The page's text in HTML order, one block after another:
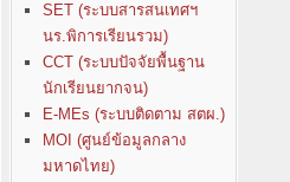
SET (ระบบสารสนเทศฯ
นร.พิการเรียนรวม)
CCT (ระบบปัจจัยพื้นฐาน
นักเรียนยากจน)
E-MEs (ระบบติดตาม สตผ.)
MOI (ศูนย์ข้อมูลกลาง
มหาดไทย)